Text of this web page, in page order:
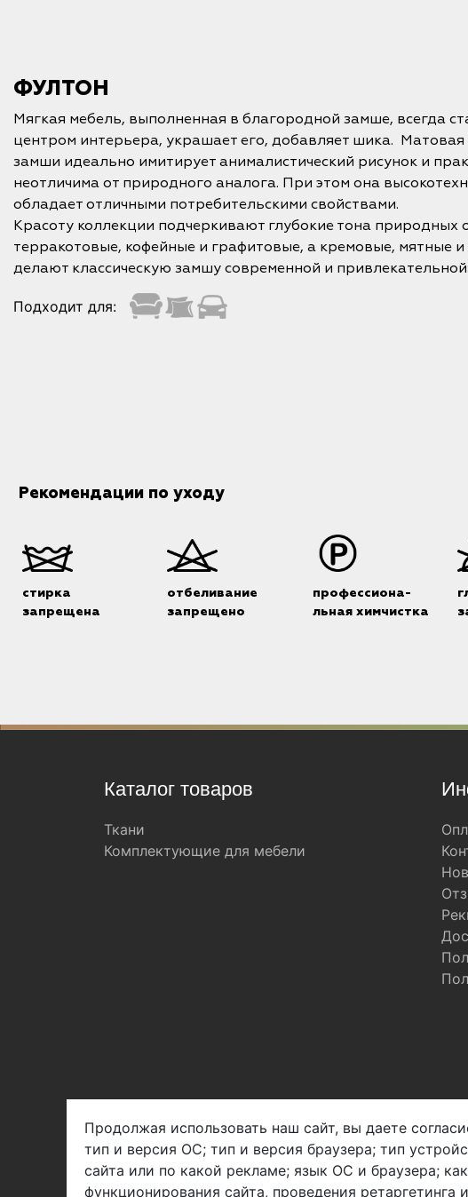
ФУЛТОН
Мягкая мебель, выполненная в благородной замше, всегда
центром интерьера, украшает его, добавляет шика. Матовая
замши идеально имитирует анималистический рисунок и
неотличима от природного аналога. При этом она
обладает отличными потребительскими свойствами.
Красоту коллекции подчеркивают глубокие тона природных
терракотовые, кофейные и графитовые, а кремовые, мятные
делают классическую замшу современной и привлекательной.
Подходит для:
Рекомендации по уходу
стирка
запрещена
отбеливание
запрещено
профессиона-
льная химчистка
Каталог товаров
Ткани
Комплектующие для мебели
Арбен текстиль г. Щелково, пер.
1-й Советский д.25, владение 2.
Продолжая использовать наш сайт, вы даете
тип и версия ОС; тип и версия браузера; тип
сайта или по какой рекламе; язык ОС и браузера;
функционирования сайта, проведения